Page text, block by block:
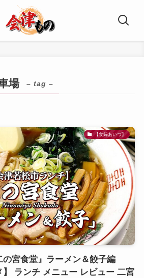
場 – tag –
【食録あいづ】
宮食堂』ラーメン＆餃子編
】 ランチ メニュー レビュー 二宮